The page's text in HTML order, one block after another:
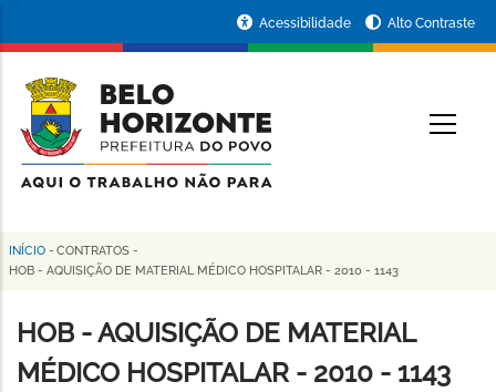
conteúdo
principal
da
Prefeitura
de
Horizonte
Acessibilidade Alto Contraste
Trilha
navegação
INÍCIO - CONTRATOS -
HOB - AQUISIÇÃO DE MATERIAL MÉDICO HOSPITALAR - 2010 - 1143
HOB - AQUISIÇÃO DE MATERIAL
MÉDICO HOSPITALAR - 2010 - 1143